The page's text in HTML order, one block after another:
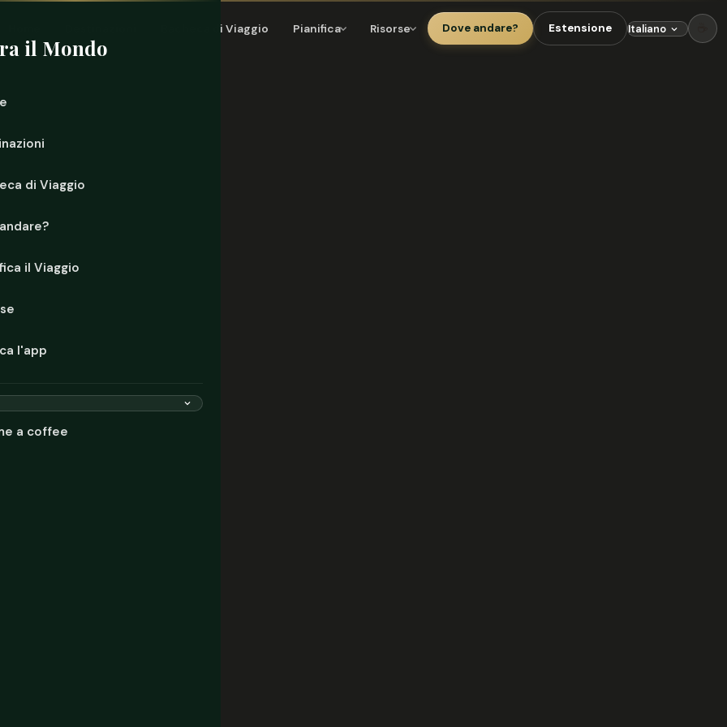
Bacheca di Viaggio Pianifica Risorse Dove andare? Estensione
il Mondo
di Viaggio
il Viaggio
l'app
a coffee